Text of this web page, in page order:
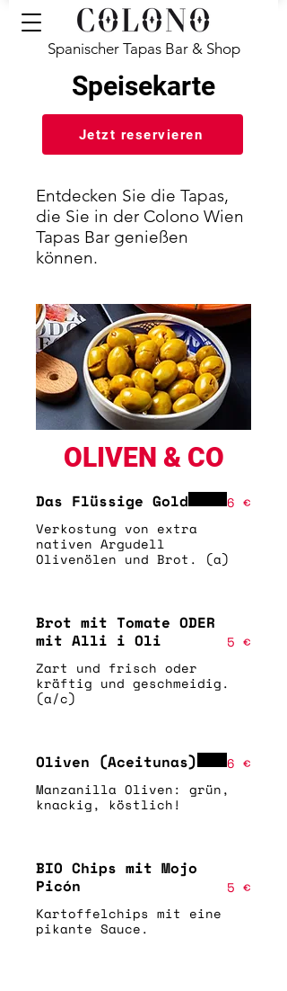
Spanischer Tapas Bar & Shop
Speisekarte
Jetzt reservieren
Entdecken Sie die Tapas,
die Sie in der Colono Wien
Tapas Bar genießen
können.
OLIVEN & CO
Das Flüssige Gold
Verkostung von extra
nativen Argudell
Olivenölen und Brot. (a)
6 €
Brot mit Tomate ODER
mit Alli i Oli
Zart und frisch oder
kräftig und geschmeidig.
(a/c)
5 €
Oliven (Aceitunas)
Manzanilla Oliven: grün,
knackig, köstlich!
6 €
BIO Chips mit Mojo
Picón
Kartoffelchips mit eine
pikante Sauce.
5 €